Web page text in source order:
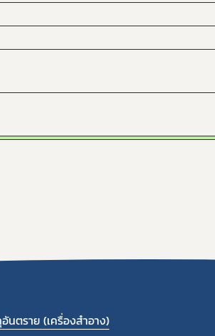
นตราย (เครื่องสำอาง)